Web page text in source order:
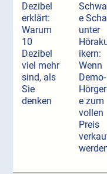
Dezibel
erklärt:
Warum
10
Dezibel
viel mehr
sind, als
Sie
denken
e
unter
ikern:
Wenn
Demo-
e zum
vollen
Preis